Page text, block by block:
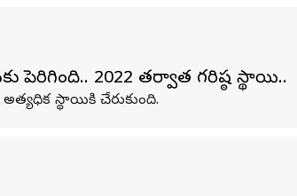
పెరిగింది.. 2022 తర్వాత గరిష్ఠ స్థాయి..
స్థాయికి చేరుకుంది.